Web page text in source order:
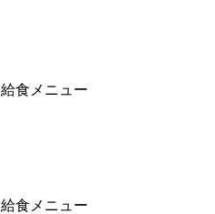
給食メニュー
給食メニュー